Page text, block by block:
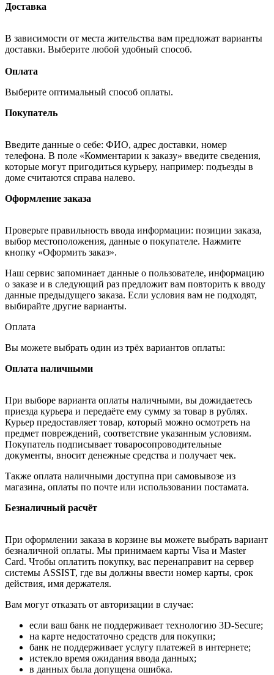
Доставка
В зависимости от места жительства вам предложат варианты
доставки. Выберите любой удобный способ.
Оплата
Выберите оптимальный способ оплаты.
Покупатель
Введите данные о себе: ФИО, адрес доставки, номер
телефона. В поле «Комментарии к заказу» введите сведения,
которые могут пригодиться курьеру, например: подъезды в
доме считаются справа налево.
Оформление заказа
Проверьте правильность ввода информации: позиции заказа,
выбор местоположения, данные о покупателе. Нажмите
кнопку «Оформить заказ».
Наш сервис запоминает данные о пользователе, информацию
о заказе и в следующий раз предложит вам повторить к вводу
данные предыдущего заказа. Если условия вам не подходят,
выбирайте другие варианты.
Оплата
Вы можете выбрать один из трёх вариантов оплаты:
Оплата наличными
При выборе варианта оплаты наличными, вы дожидаетесь
приезда курьера и передаёте ему сумму за товар в рублях.
Курьер предоставляет товар, который можно осмотреть на
предмет повреждений, соответствие указанным условиям.
Покупатель подписывает товаросопроводительные
документы, вносит денежные средства и получает чек.
Также оплата наличными доступна при самовывозе из
магазина, оплаты по почте или использовании постамата.
Безналичный расчёт
При оформлении заказа в корзине вы можете выбрать вариант
безналичной оплаты. Мы принимаем карты Visa и Master
Card. Чтобы оплатить покупку, вас перенаправит на сервер
системы ASSIST, где вы должны ввести номер карты, срок
действия, имя держателя.
Вам могут отказать от авторизации в случае:
если ваш банк не поддерживает технологию 3D-Secure;
на карте недостаточно средств для покупки;
банк не поддерживает услугу платежей в интернете;
истекло время ожидания ввода данных;
в данных была допущена ошибка.